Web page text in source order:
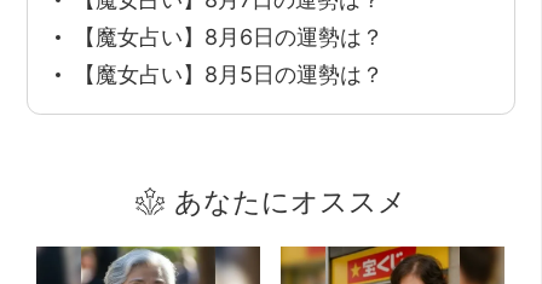
【魔女占い】8月6日の運勢は？
【魔女占い】8月5日の運勢は？
あなたにオススメ